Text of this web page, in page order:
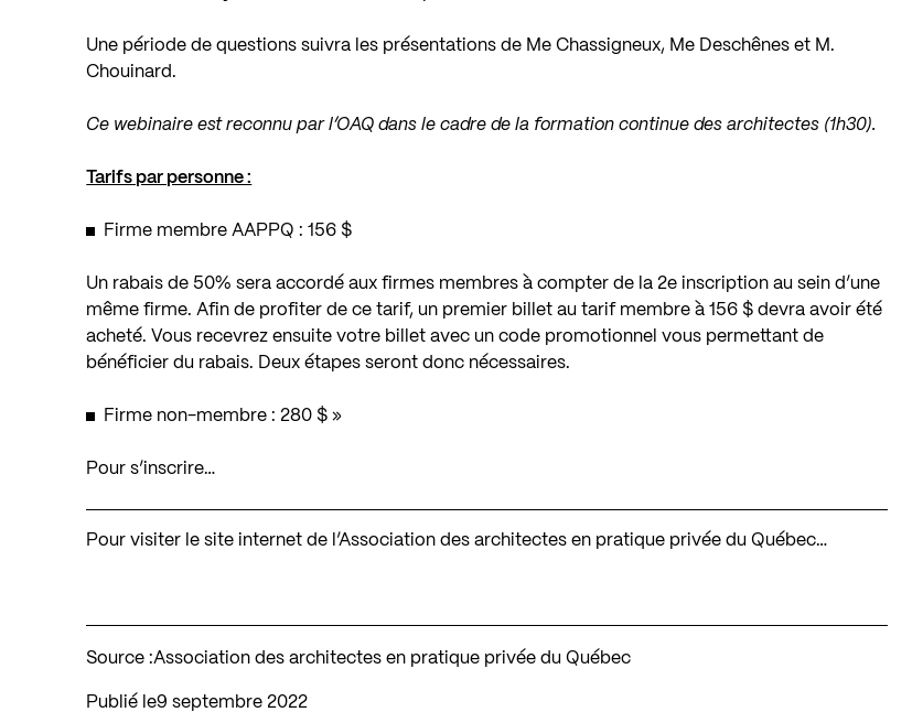
Une période de questions suivra les présentations de Me Chassigneux, Me Deschênes et M.
Chouinard.
Ce webinaire est reconnu par l’OAQ dans le cadre de la formation continue des architectes (1h30).
Tarifs par personne :
Firme membre AAPPQ : 156 $
Un rabais de 50% sera accordé aux firmes membres à compter de la 2e inscription au sein d’une
même firme. Afin de profiter de ce tarif, un premier billet au tarif membre à 156 $ devra avoir été
acheté. Vous recevrez ensuite votre billet avec un code promotionnel vous permettant de
bénéficier du rabais. Deux étapes seront donc nécessaires.
Firme non-membre : 280 $ »
Pour s’inscrire…
Pour visiter le site internet de l’Association des architectes en pratique privée du Québec…
Source :Association des architectes en pratique privée du Québec
Publié le 9 septembre 2022